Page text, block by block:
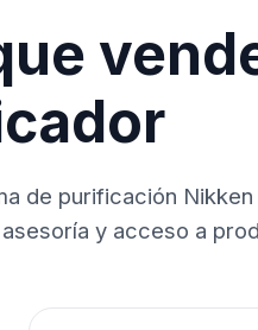
de purificación
y acceso a